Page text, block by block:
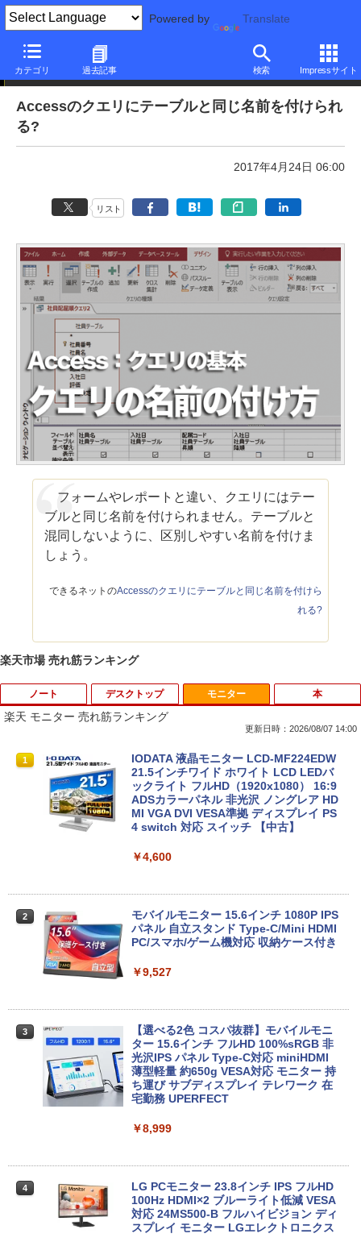
Powered by Translate
カテゴリ 過去記事 検索 Impressサイト
本日のできるネット
Accessのクエリにテーブルと同じ名前を付けられ
る?
2017年4月24日 06:00
リスト
フォームやレポートと違い、クエリにはテー
ブルと同じ名前を付けられません。テーブルと
混同しないように、区別しやすい名前を付けま
しょう。
できるネットのAccessのクエリにテーブルと同じ名前を付けら
れる?
楽天市場 売れ筋ランキング
ノート
1
■新品■富士通 FMV LIFEBOOK U9312 U
9312X U9311 U9311X U9310 U9310X U
939 U939X U938 U937 UH90修理交換用
キーボード
￥2,860
GB SSD128GB Windows11 WEBカメラ
13.3インチ FHD(1920x1080) 無線LAN B
luetooth HDMI 中古パソコン ノート 中
トPC 中古品 訳あり【あす楽】
【★最大100%ポイント】【新生活応援・
2026】【Office 2019 H&B】NEC Versa
Pro/第4世代 Core i5/メモリ: 4GB/8GB/1
6GB/SSD:128GB/256GB/512GB/1TB/1
Wi-Fi/Office/無線マウス/中古 パソコン/
￥9,999
中古 MacBook Air（11インチ，Early 20
デスクトップ
1
DELL Vostro 3670 単体 Windows11 64
bit HDMI Core i5 8400 メモリー8GB 高
速SSD256GB M.2-NVMe +HDD1TB 無線
LAN DVDマルチ デスクトップパソコン
【中古】【30日保証】1243105
Windows11 | デスクトップ | 一年保証 |
Core i3 9100 3.6(〜最大4.2)GHz | MEM:
16GB | SSD:512GB(新品) | DVDマルチ |
【中古】Apple iMac 27インチ Retina 5
Kディスプレイモデル MNE92J/A (Mid 2
017)【千葉】保証期間1ヶ月【ランクB】
￥33,980
| 第9世代 | Core i3 9100T 3.1(～最大3.7)
GHz | MEM:16GB | SSD:512GB(新品) |
DVD-ROM | 無線LAN:なし | Webカメラ
内蔵 | フルHD | Win11Pro64Bit | ACアダ
モニター
楽天 モニター 売れ筋ランキング
更新日時：2026/08/07 14:00
1
IODATA 液晶モニター LCD-MF224EDW
21.5インチワイド ホワイト LCD LEDバ
ックライト フルHD（1920x1080） 16:9
ADSカラーパネル 非光沢 ノングレア HD
MI VGA DVI VESA準拠 ディスプレイ PS
4 switch 対応 スイッチ 【中古】
￥4,600
2
モバイルモニター 15.6インチ 1080P IPS
パネル 自立スタンド Type-C/Mini HDMI
PC/スマホ/ゲーム機対応 収納ケース付き
￥9,527
3
【選べる2色 コスパ抜群】モバイルモニ
ター 15.6インチ フルHD 100%sRGB 非
光沢IPS パネル Type-C対応 miniHDMI
薄型軽量 約650g VESA対応 モニター 持
ち運び サブディスプレイ テレワーク 在
宅勤務 UPERFECT
￥8,999
4
LG PCモニター 23.8インチ IPS フルHD
100Hz HDMI×2 ブルーライト低減 VESA
対応 24MS500-B フルハイビジョン ディ
スプレイ モニター LGエレクトロニクス
本